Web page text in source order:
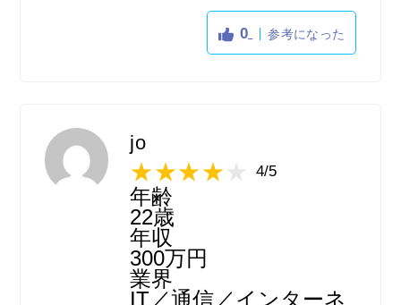
0 参考になった
jo
4/5
年齢
22歳
年収
300万円
業界
IT／通信／インターネ